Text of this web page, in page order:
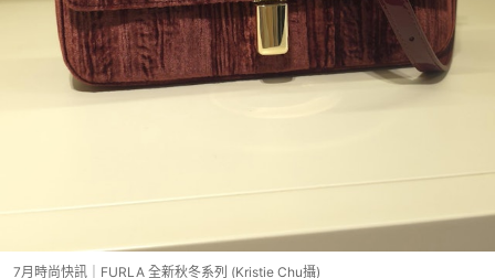
7月時尚快訊｜FURLA 全新秋冬系列 (Kristie Chu攝)